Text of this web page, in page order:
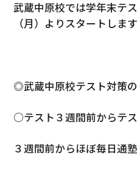
武蔵中原校では学年末テ
（月）よりスタートします
◎武蔵中原校テスト対策
○テスト３週間前からテ
３週間前からほぼ毎日通